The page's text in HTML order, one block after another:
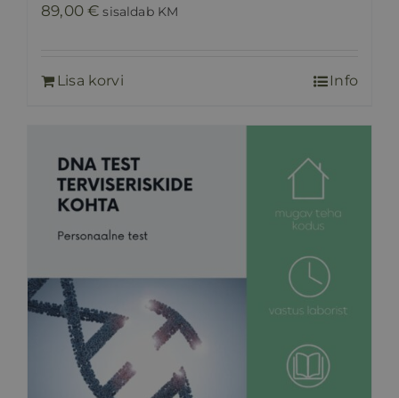
89,00€ sisaldab KM
Lisa korvi Info